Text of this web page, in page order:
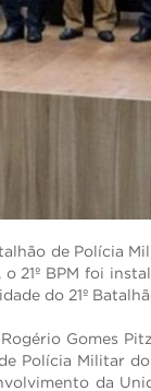
de Polícia
BPM foi
do 21º
Gomes
Polícia Militar
da
SENHA